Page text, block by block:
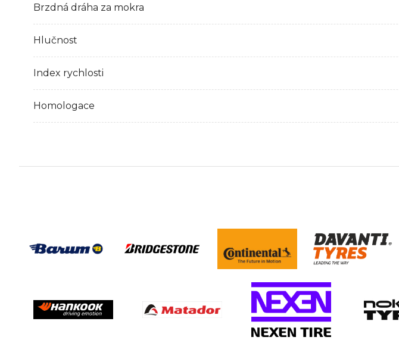
Brzdná dráha za mokra
Hlučnost
Index rychlosti
Homologace